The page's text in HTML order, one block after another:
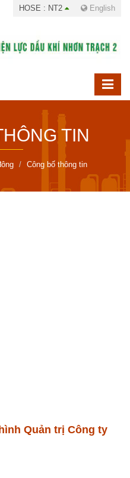
HOSE : NT2 English
TIN
Công bố thông tin
Quản trị Công ty